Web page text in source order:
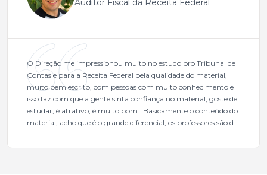
Auditor Fiscal da Receita Federal
O Direção me impressionou muito no estudo pro Tribunal de
Contas e para a Receita Federal pela qualidade do material,
muito bem escrito, com pessoas com muito conhecimento e
isso faz com que a gente sinta confiança no material, goste de
estudar, é atrativo, é muito bom...Basicamente o conteúdo do
material, acho que é o grande diferencial, os professores são de
mais excelentes cargos da administração pública.Eu sempre